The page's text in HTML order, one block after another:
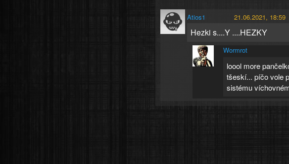
Atios1 21.06.2021, 18:59
Hezki s....Y ....HEZKY
Wormrot
loool more
tšeskí... píčo vole
sistému